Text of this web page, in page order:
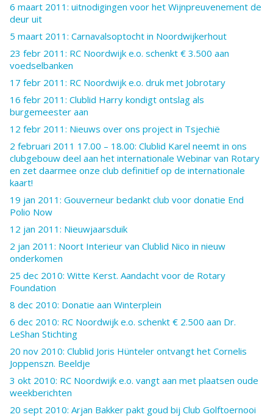
6 maart 2011: uitnodigingen voor het Wijnpreuvenement de
deur uit
5 maart 2011: Carnavalsoptocht in Noordwijkerhout
23 febr 2011: RC Noordwijk e.o. schenkt € 3.500 aan
voedselbanken
17 febr 2011: RC Noordwijk e.o. druk met Jobrotary
16 febr 2011: Clublid Harry kondigt ontslag als
burgemeester aan
12 febr 2011: Nieuws over ons project in Tsjechië
2 februari 2011 17.00 – 18.00: Clublid Karel neemt in ons
clubgebouw deel aan het internationale Webinar van Rotary
en zet daarmee onze club definitief op de internationale
kaart!
19 jan 2011: Gouverneur bedankt club voor donatie End
Polio Now
12 jan 2011: Nieuwjaarsduik
2 jan 2011: Noort Interieur van Clublid Nico in nieuw
onderkomen
25 dec 2010: Witte Kerst. Aandacht voor de Rotary
Foundation
8 dec 2010: Donatie aan Winterplein
6 dec 2010: RC Noordwijk e.o. schenkt € 2.500 aan Dr.
LeShan Stichting
20 nov 2010: Clublid Joris Hünteler ontvangt het Cornelis
Joppenszn. Beeldje
3 okt 2010: RC Noordwijk e.o. vangt aan met plaatsen oude
weekberichten
20 sept 2010: Arjan Bakker pakt goud bij Club Golftoernooi